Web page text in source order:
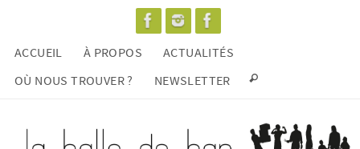
contenu
ACCUEIL À PROPOS
ACTUALITÉS
OÙ NOUS TROUVER ?
NEWSLETTER